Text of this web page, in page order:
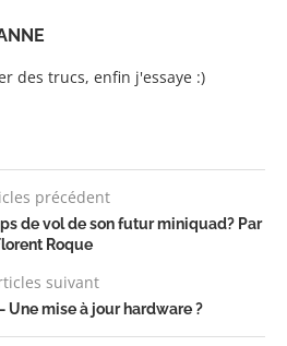
des trucs, enfin j'essaye :)
précédent
de vol de son futur miniquad? Par
Roque
suivant
Une mise à jour hardware ?